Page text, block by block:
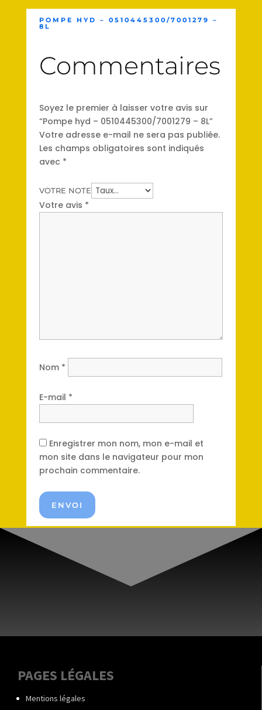
POMPE HYD – 0510445300/7001279 –
8L
Commentaires
Soyez le premier à laisser votre avis sur
“Pompe hyd – 0510445300/7001279 – 8L”
Votre adresse e-mail ne sera pas publiée.
Les champs obligatoires sont indiqués
avec *
VOTRE NOTE
Votre avis *
Nom *
E-mail *
Enregistrer mon nom, mon e-mail et
mon site dans le navigateur pour mon
prochain commentaire.
ENVOI
PAGES LÉGALES
Mentions légales